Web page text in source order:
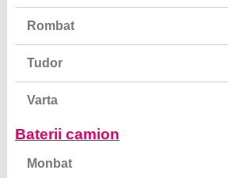
Rombat
Tudor
Varta
Baterii camion
Monbat